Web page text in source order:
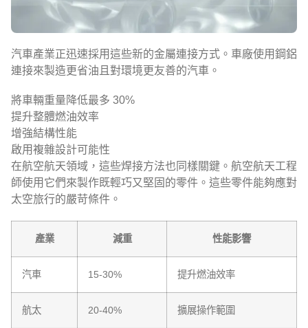
汽車產業正迅速採用這些新的金屬連接方式。車廠使用鋼鋁
連接來製造更省油且對環境更友善的汽車。
將車輛重量降低最多 30%
提升整體燃油效率
增強結構性能
啟用複雜設計可能性
在航空航天領域，這些焊接方法也同樣關鍵。航空航天工程
師使用它們來製作既輕巧又堅固的零件。這些零件能夠應對
太空旅行的嚴苛條件。
產業 減重 性能影響
汽車 15-30% 提升燃油效率
航太 20-40% 擴展操作範圍